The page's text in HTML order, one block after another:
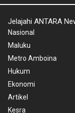
Jelajahi ANTARA
Nasional
Maluku
Metro Amboina
Hukum
Ekonomi
Artikel
Kesra